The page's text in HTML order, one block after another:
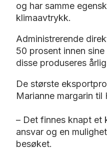
og har samme
klimaavtrykk.
Administrerende
50 prosent innen
disse produseres
De største
Marianne margarin til
– Det finnes knapt et
ansvar og en
besøket.